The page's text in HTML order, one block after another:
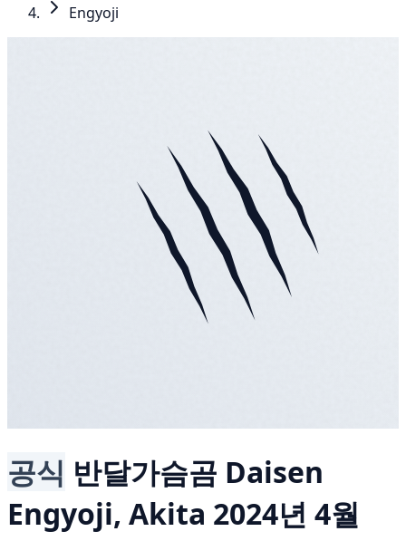
Engyoji
공식 반달가슴곰 Daisen
Engyoji, Akita 2024년 4월